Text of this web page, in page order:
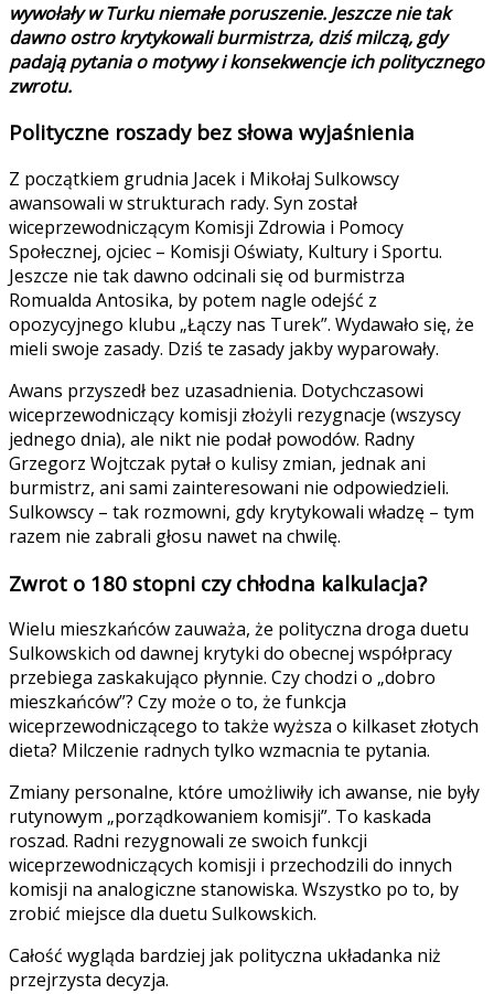
wywołały w Turku niemałe poruszenie. Jeszcze nie tak
dawno ostro krytykowali burmistrza, dziś milczą, gdy
padają pytania o motywy i konsekwencje ich politycznego
zwrotu.
Polityczne roszady bez słowa wyjaśnienia
Z początkiem grudnia Jacek i Mikołaj Sulkowscy
awansowali w strukturach rady. Syn został
wiceprzewodniczącym Komisji Zdrowia i Pomocy
Społecznej, ojciec – Komisji Oświaty, Kultury i Sportu.
Jeszcze nie tak dawno odcinali się od burmistrza
Romualda Antosika, by potem nagle odejść z
opozycyjnego klubu „Łączy nas Turek”. Wydawało się, że
mieli swoje zasady. Dziś te zasady jakby wyparowały.
Awans przyszedł bez uzasadnienia. Dotychczasowi
wiceprzewodniczący komisji złożyli rezygnacje (wszyscy
jednego dnia), ale nikt nie podał powodów. Radny
Grzegorz Wojtczak pytał o kulisy zmian, jednak ani
burmistrz, ani sami zainteresowani nie odpowiedzieli.
Sulkowscy – tak rozmowni, gdy krytykowali władzę – tym
razem nie zabrali głosu nawet na chwilę.
Zwrot o 180 stopni czy chłodna kalkulacja?
Wielu mieszkańców zauważa, że polityczna droga duetu
Sulkowskich od dawnej krytyki do obecnej współpracy
przebiega zaskakująco płynnie. Czy chodzi o „dobro
mieszkańców”? Czy może o to, że funkcja
wiceprzewodniczącego to także wyższa o kilkaset złotych
dieta? Milczenie radnych tylko wzmacnia te pytania.
Zmiany personalne, które umożliwiły ich awanse, nie były
rutynowym „porządkowaniem komisji”. To kaskada
roszad. Radni rezygnowali ze swoich funkcji
wiceprzewodniczących komisji i przechodzili do innych
komisji na analogiczne stanowiska. Wszystko po to, by
zrobić miejsce dla duetu Sulkowskich.
Całość wygląda bardziej jak polityczna układanka niż
przejrzysta decyzja.